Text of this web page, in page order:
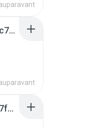
0b845330a7e670e5e61a01f7c27650fc7dce73cac0f1df0101b2e7acaec522fd.0
983fd71360c7d348419f0023d91b4bb7fa5b2a6d8d0b094448f5f7624f9aed66.0